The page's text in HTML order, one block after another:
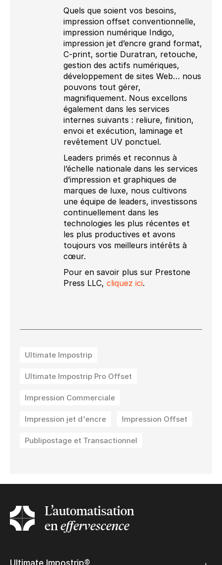
Quels que soient vos besoins,
impression offset conventionnelle,
impression numérique Indigo,
impression jet d’encre grand format,
C-print, sortie Duratran, retouche,
gestion des actifs numériques,
développement de sites Web… nous
pouvons tout gérer,
magnifiquement. Nous excellons
également dans les services
internes suivants : reliure, finition,
envoi et exécution, laminage et
revêtement UV ponctuel.
Leaders primés et reconnus à
l’échelle nationale dans les services
d’impression et graphiques de
marques de luxe, nous cultivons
une équipe de leaders, investissons
continuellement dans les
technologies les plus récentes et
les plus productives et avons
toujours vos meilleurs intérêts à
cœur.
Pour en savoir plus sur Prestone
Press LLC, cliquez ici.
Ultimate Impostrip
Ultimate Impostrip Pro Offset
Impression Commerciale
Impression jet d'encre Impression Offset
Publipostage et Transactionnel
L’automatisation
eneffervescence
Ultimate Impostrip®